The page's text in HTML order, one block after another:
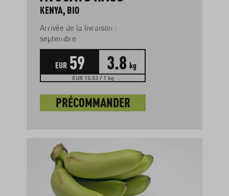
KENYA, BIO
Arrivée de la livraison :
septembre
EUR 59 3.8 kg
EUR 15.53 / 1 kg
PRÉCOMMANDER